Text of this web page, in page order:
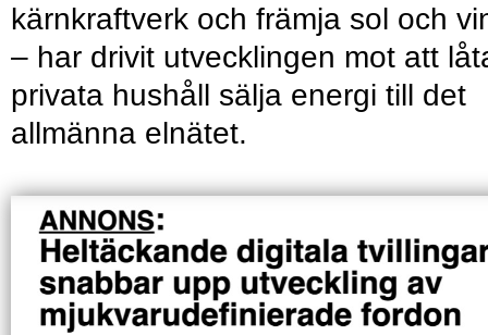
kärnkraftverk och främja sol och
– har drivit utvecklingen mot att
privata hushåll sälja ­energi till det
allmänna elnätet.